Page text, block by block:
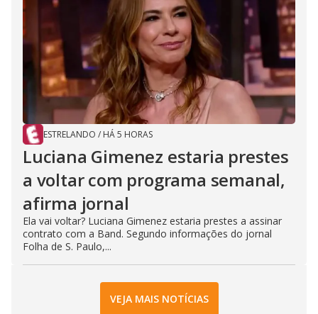
ESTRELANDO / HÁ 5 HORAS
Luciana Gimenez estaria prestes
a voltar com programa semanal,
afirma jornal
Ela vai voltar? Luciana Gimenez estaria prestes a assinar
contrato com a Band. Segundo informações do jornal
Folha de S. Paulo,...
VEJA MAIS NOTÍCIAS